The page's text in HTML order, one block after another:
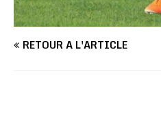
RETOUR À L'ARTICLE